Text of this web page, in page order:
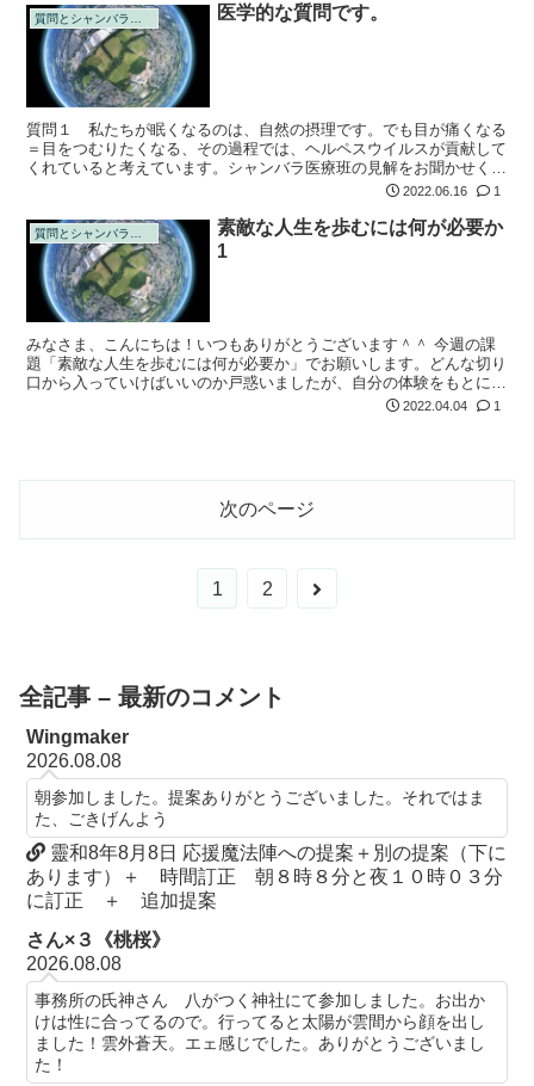
医学的な質問です。
質問１ 私たちが眠くなるのは、自然の摂理です。でも目が痛くなる
＝目をつむりたくなる、その過程では、ヘルペスウイルスが貢献して
くれていると考えています。シャンバラ医療班の見解をお聞かせくだ
さい。 A. ？？？(。´･ω･)? なんでそこにヘルペスウイルスが出て
2022.06.16 1
素敵な人生を歩むには何が必要か
1
みなさま、こんにちは！いつもありがとうございます＾＾ 今週の課
題「素敵な人生を歩むには何が必要か」でお願いします。どんな切り
口から入っていけばいいのか戸惑いましたが、自分の体験をもとにお
聞きしたいと思います。 ちょうど次女を妊娠する直前に、ペガサス
2022.04.04 1
次のページ
1 2
次
全記事 – 最新のコメント
Wingmaker
2026.08.08
朝参加しました。提案ありがとうございました。それではま
た、ごきげんよう
靈和8年8月8日 応援魔法陣への提案＋別の提案（下に
あります）＋ 時間訂正 朝８時８分と夜１０時０３分
に訂正 ＋ 追加提案
さん×３《桃桜》
2026.08.08
事務所の氏神さん 八がつく神社にて参加しました。お出か
けは性に合ってるので。行ってると太陽が雲間から顔を出し
ました！雲外蒼天。エェ感じでした。ありがとうございまし
た！